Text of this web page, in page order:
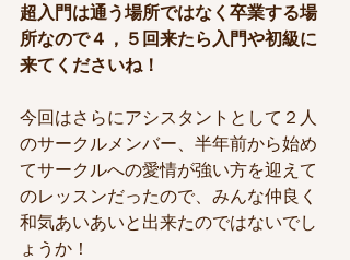
超入門は通う場所ではなく卒業する場
所なので４，５回来たら入門や初級に
来てくださいね！
今回はさらにアシスタントとして２人
のサークルメンバー、半年前から始め
てサークルへの愛情が強い方を迎えて
のレッスンだったので、みんな仲良く
和気あいあいと出来たのではないでし
ょうか！